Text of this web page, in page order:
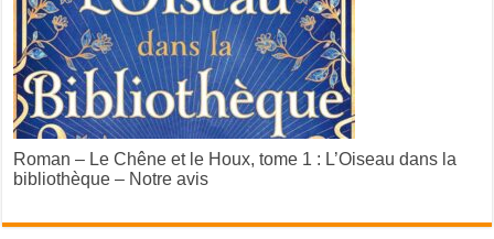
Roman – Le Chêne et le Houx, tome 1 : L’Oiseau dans la
bibliothèque – Notre avis